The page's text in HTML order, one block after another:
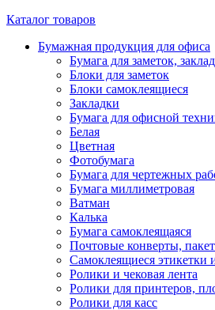
Каталог товаров
Бумажная продукция для офиса
Бумага для заметок,
Блоки для заметок
Блоки самоклеящиеся
Закладки
Бумага для офисной
Белая
Цветная
Фотобумага
Бумага для чертежных
Бумага миллиметровая
Ватман
Калька
Бумага самоклеящаяся
Почтовые конверты,
Самоклеящиеся этикетки
Ролики и чековая лента
Ролики для принтеров,
Ролики для касс